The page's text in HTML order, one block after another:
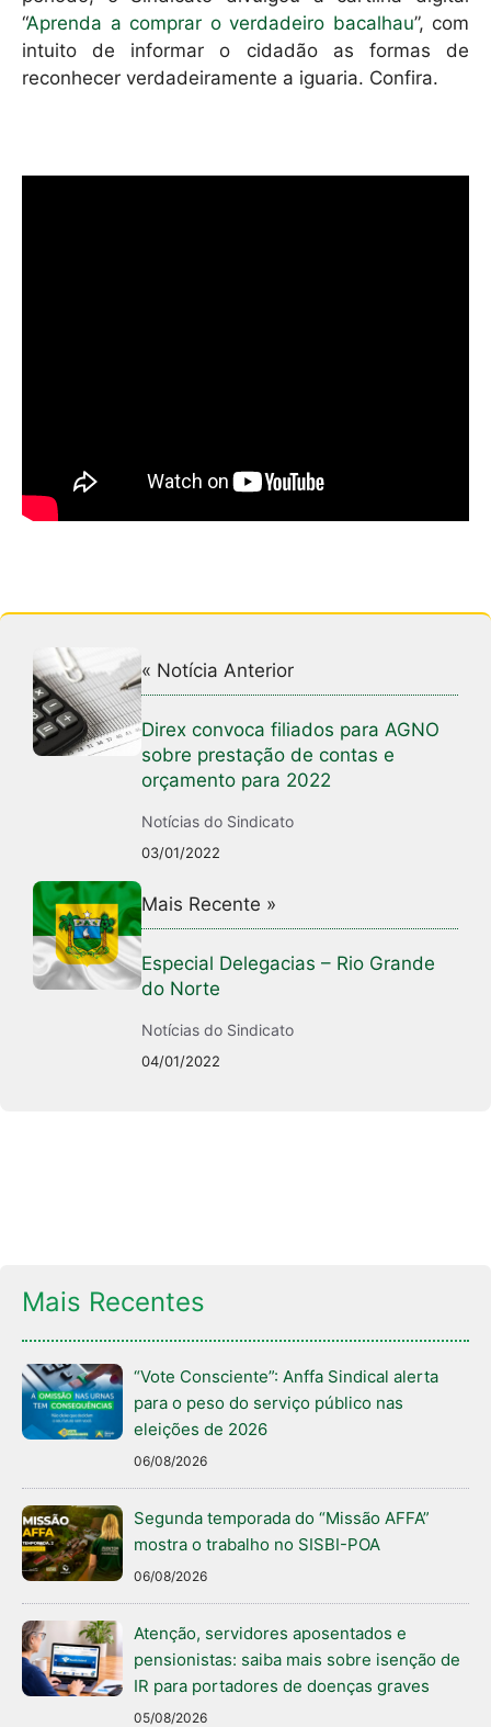
“Aprenda a comprar o verdadeiro bacalhau”, com
intuito de informar o cidadão as formas de
reconhecer verdadeiramente a iguaria. Confira.
« Notícia Anterior
Direx convoca filiados para AGNO
sobre prestação de contas e
orçamento para 2022
Notícias do Sindicato
03/01/2022
Mais Recente »
Especial Delegacias – Rio Grande
do Norte
Notícias do Sindicato
04/01/2022
Mais Recentes
“Vote Consciente”: Anffa Sindical alerta
para o peso do serviço público nas
eleições de 2026
06/08/2026
Segunda temporada do “Missão AFFA”
mostra o trabalho no SISBI-POA
06/08/2026
Atenção, servidores aposentados e
pensionistas: saiba mais sobre isenção de
IR para portadores de doenças graves
05/08/2026